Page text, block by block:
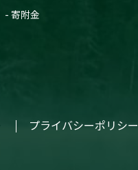
寄附金
プライバシーポリシー